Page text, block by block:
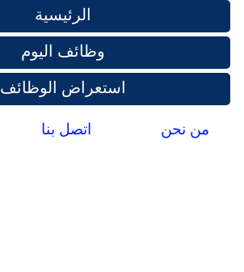
الرئيسية
وظائف اليوم
استعراض الوظائف
من نحن اتصل بنا